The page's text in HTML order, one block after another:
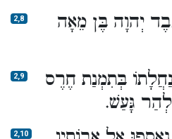
2,8
יְהוָה בֶּן מֵאָה
2,9
נַחֲלָתוֹ בְּתִמְנַת חֶרֶס
גָּעַשׁ.
2,10